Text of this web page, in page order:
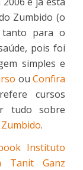
Zumbido (o
tanto para o
pois foi
simples e
ouConfira
cursos
tudo sobre
.
Instituto
Tanit Ganz